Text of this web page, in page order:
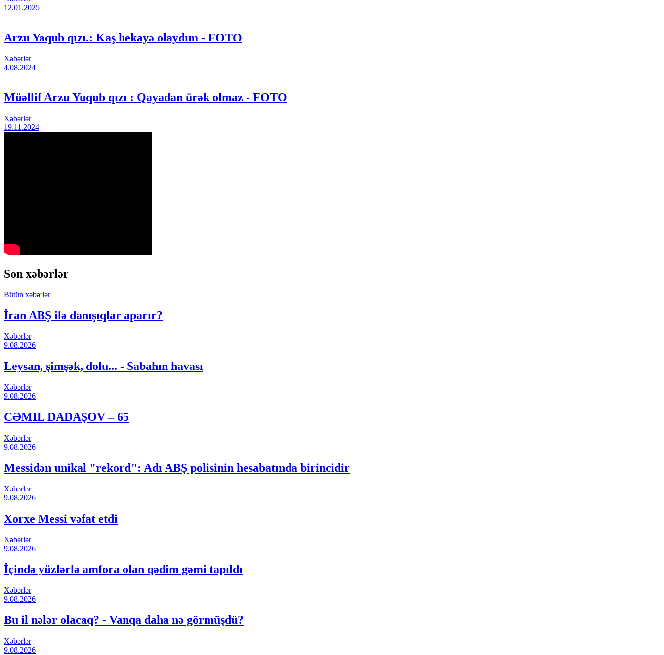
12.01.2025
Arzu Yaqub qızı.: Kaş hekayə olaydım - FOTO
Xəbərlər
4.08.2024
Müəllif Arzu Yuqub qızı : Qayadan ürək olmaz - FOTO
Xəbərlər
19.11.2024
Son xəbərlər
Bütün xəbərlər
İran ABŞ ilə danışıqlar aparır?
Xəbərlər
9.08.2026
Leysan, şimşək, dolu... - Sabahın havası
Xəbərlər
9.08.2026
CƏMIL DADAŞOV – 65
Xəbərlər
9.08.2026
Messidən unikal "rekord": Adı ABŞ polisinin hesabatında birincidir
Xəbərlər
9.08.2026
Xorxe Messi vəfat etdi
Xəbərlər
9.08.2026
İçində yüzlərlə amfora olan qədim gəmi tapıldı
Xəbərlər
9.08.2026
Bu il nələr olacaq? - Vanqa daha nə görmüşdü?
Xəbərlər
9.08.2026